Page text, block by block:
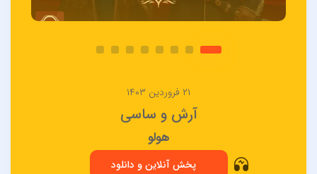
۲۱ فروردین ۱۴۰۳
آرش و ساسی
هولو
پخش آنلاین و دانلود